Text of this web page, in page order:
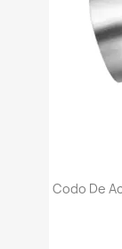
Codo De